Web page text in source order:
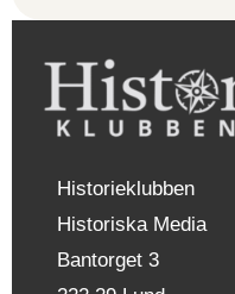
Historieklubben
Historiska Media
Bantorget 3